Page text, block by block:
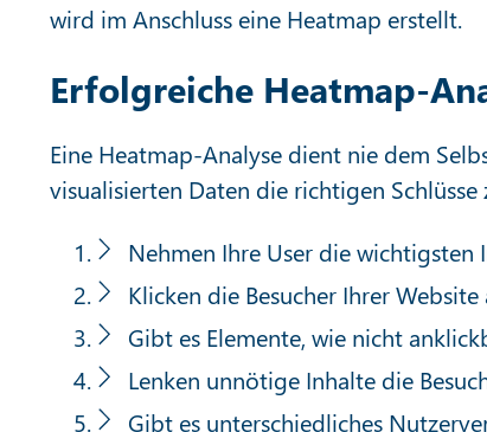
wird im Anschluss eine Heatmap erstellt.
Erfolgreiche Heatmap-
Eine Heatmap-Analyse dient nie dem
visualisierten Daten die richtigen
Nehmen Ihre User die wichtigsten
Klicken die Besucher Ihrer
Gibt es Elemente, wie nicht
Lenken unnötige Inhalte die
Gibt es unterschiedliches